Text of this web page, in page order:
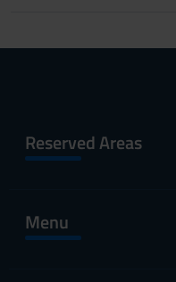
Reserved Areas
Menu